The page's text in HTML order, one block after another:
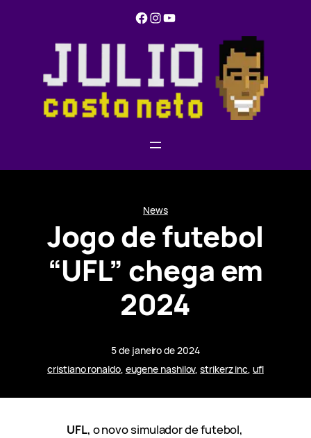
Facebook Instagram YouTube
News
Jogo de futebol
“UFL” chega em
2024
5 de janeiro de 2024
cristiano ronaldo, eugene nashilov, strikerz inc, ufl
UFL, o novo simulador de futebol,